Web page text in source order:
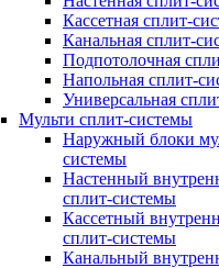
Кассетная сплит-
Канальная сплит-
Подпотолочная
Напольная сплит-
Универсальная
Мульти сплит-системы
Наружный блоки
системы
Настенный
сплит-системы
Кассетный
сплит-системы
Канальный